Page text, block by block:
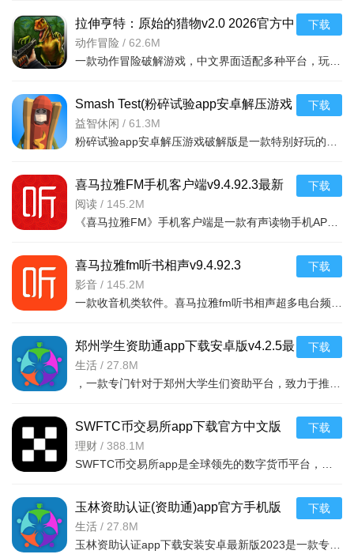
拉伸亨特：原始的猎物v2.0 2026官方中
文版
动作冒险 / 62.6M
一款动作冒险破解游戏，中文界面适配多种平台，玩家追踪原始猎物体验刺激挑战，免费
下载
Smash Test(粉碎试验app安卓解压游戏
破解版)v1.2
益智休闲 / 61.3M
粉碎试验app安卓解压游戏破解版是一款特别好玩的解压游戏，你可以在游戏中随意破幻任何物品，看到什么毁掉什
下载
喜马拉雅FM手机客户端v9.4.92.3最新
版
阅读 / 145.2M
《喜马拉雅FM》手机客户端是一款有声读物手机APP，随时随地，想听就听，中国知名声音库，拥有数千万优质声音
下载
喜马拉雅fm听书相声v9.4.92.3
影音 / 145.2M
一款收音机类软件。喜马拉雅fm听书相声超多电台频道。有娱乐电台，音乐电台等等。各式
下载
郑州学生资助通app下载安卓版v4.2.5最
新版
生活 / 27.8M
，一款专门针对于郑州大学生们资助平台，致力于推送最新的福利政策，以及各种惠
下载
SWFTC币交易所app下载官方中文版
v6.166.0最新版
理财 / 388.1M
SWFTC币交易所app是全球领先的数字货币平台，集交易、理财、Web3钱包于一体，适配新老用户。支持多元交易（
下载
玉林资助认证(资助通)app官方手机版
v4.2.5安卓版
生活 / 27.8M
玉林资助认证app下载安装安卓最新版2023是一款专门为用户提供资助服务的平台，用户可以根据自身条件和需求，
下载